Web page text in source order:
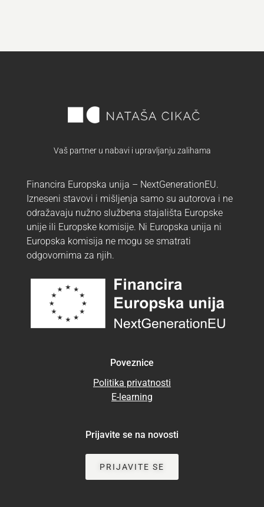
Vaš partner u nabavi i upravljanju zalihama
Financira Europska unija – NextGenerationEU.
Izneseni stavovi i mišljenja samo su autorova i ne
odražavaju nužno službena stajališta Europske
unije ili Europske komisije. Ni Europska unija ni
Europska komisija ne mogu se smatrati
odgovornima za njih.
Poveznice
Politika privatnosti
E-learning
Prijavite se na novosti
PRIJAVITE SE